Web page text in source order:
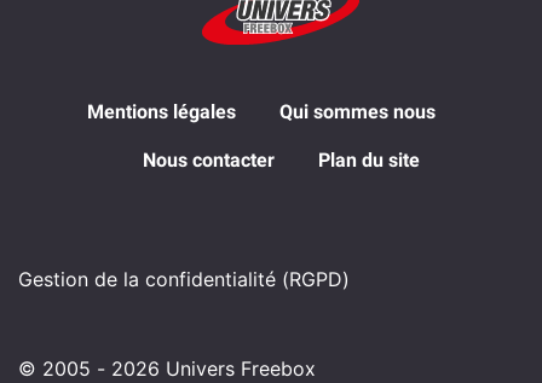
Mentions légales Qui sommes nous
Nous contacter Plan du site
Gestion de la confidentialité (RGPD)
© 2005 - 2026 Univers Freebox